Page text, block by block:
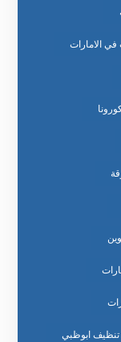
الامارات
ابوظبي